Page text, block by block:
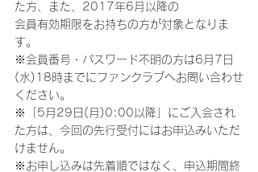
た方、また、2017年6月以降の
会員有効期限をお持ちの方が対象となりま
す。
※会員番号・パスワード不明の方は6月7日
(水)18時までにファンクラブへお問い合わせ
ください。
※「5月29日(月)0:00以降」にご入会され
た方は、今回の先行受付にはお申込みいただ
けません。
※お申し込みは先着順ではなく、申込期間終